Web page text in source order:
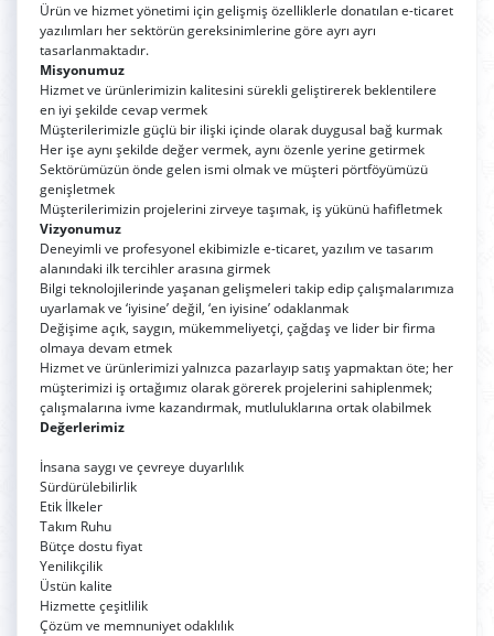
Ürün ve hizmet yönetimi için gelişmiş özelliklerle donatılan e-ticaret
yazılımları her sektörün gereksinimlerine göre ayrı ayrı
tasarlanmaktadır.
Misyonumuz
Hizmet ve ürünlerimizin kalitesini sürekli geliştirerek beklentilere
en iyi şekilde cevap vermek
Müşterilerimizle güçlü bir ilişki içinde olarak duygusal bağ kurmak
Her işe aynı şekilde değer vermek, aynı özenle yerine getirmek
Sektörümüzün önde gelen ismi olmak ve müşteri pörtföyümüzü
genişletmek
Müşterilerimizin projelerini zirveye taşımak, iş yükünü hafifletmek
Vizyonumuz
Deneyimli ve profesyonel ekibimizle e-ticaret, yazılım ve tasarım
alanındaki ilk tercihler arasına girmek
Bilgi teknolojilerinde yaşanan gelişmeleri takip edip çalışmalarımıza
uyarlamak ve ‘iyisine’ değil, ‘en iyisine’ odaklanmak
Değişime açık, saygın, mükemmeliyetçi, çağdaş ve lider bir firma
olmaya devam etmek
Hizmet ve ürünlerimizi yalnızca pazarlayıp satış yapmaktan öte; her
müşterimizi iş ortağımız olarak görerek projelerini sahiplenmek;
çalışmalarına ivme kazandırmak, mutluluklarına ortak olabilmek
Değerlerimiz
İnsana saygı ve çevreye duyarlılık
Sürdürülebilirlik
Etik İlkeler
Takım Ruhu
Bütçe dostu fiyat
Yenilikçilik
Üstün kalite
Hizmette çeşitlilik
Çözüm ve memnuniyet odaklılık